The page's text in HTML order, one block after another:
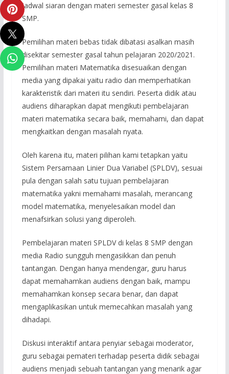
jadwal siaran dengan materi semester gasal kelas 8
SMP.
Pemilihan materi bebas tidak dibatasi asalkan masih
disekitar semester gasal tahun pelajaran 2020/2021.
Pemilihan materi Matematika disesuaikan dengan
media yang dipakai yaitu radio dan memperhatikan
karakteristik dari materi itu sendiri. Peserta didik atau
audiens diharapkan dapat mengikuti pembelajaran
materi matematika secara baik, memahami, dan dapat
mengkaitkan dengan masalah nyata.
Oleh karena itu, materi pilihan kami tetapkan yaitu
Sistem Persamaan Linier Dua Variabel (SPLDV), sesuai
pula dengan salah satu tujuan pembelajaran
matematika yakni memahami masalah, merancang
model matematika, menyelesaikan model dan
menafsirkan solusi yang diperoleh.
Pembelajaran materi SPLDV di kelas 8 SMP dengan
media Radio sungguh mengasikkan dan penuh
tantangan. Dengan hanya mendengar, guru harus
dapat memahamkan audiens dengan baik, mampu
memahamkan konsep secara benar, dan dapat
mengaplikasikan untuk memecahkan masalah yang
dihadapi.
Diskusi interaktif antara penyiar sebagai moderator,
guru sebagai pemateri terhadap peserta didik sebagai
audiens menjadi sebuah tantangan yang menarik agar